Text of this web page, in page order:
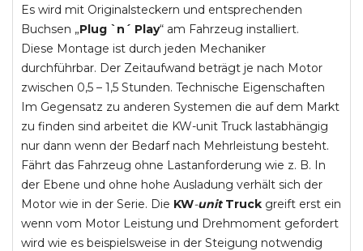
Es wird mit Originalsteckern und entsprechenden
Buchsen „Plug `n´ Play“ am Fahrzeug installiert.
Diese Montage ist durch jeden Mechaniker
durchführbar. Der Zeitaufwand beträgt je nach Motor
zwischen 0,5 – 1,5 Stunden. Technische Eigenschaften
Im Gegensatz zu anderen Systemen die auf dem Markt
zu finden sind arbeitet die KW-unit Truck lastabhängig
nur dann wenn der Bedarf nach Mehrleistung besteht.
Fährt das Fahrzeug ohne Lastanforderung wie z. B. In
der Ebene und ohne hohe Ausladung verhält sich der
Motor wie in der Serie. Die KW-unit Truck greift erst ein
wenn vom Motor Leistung und Drehmoment gefordert
wird wie es beispielsweise in der Steigung notwendig